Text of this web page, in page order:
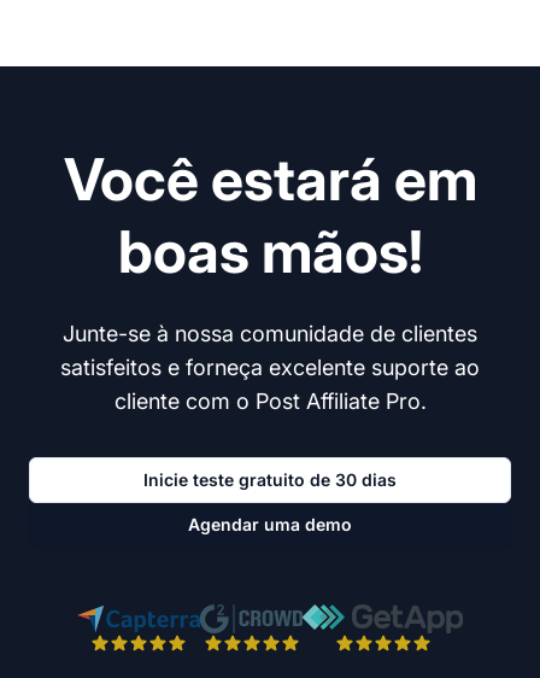
Você estará em
boas mãos!
Junte-se à nossa comunidade de clientes
satisfeitos e forneça excelente suporte ao
cliente com o Post Affiliate Pro.
Inicie teste gratuito de 30 dias
Agendar uma demo